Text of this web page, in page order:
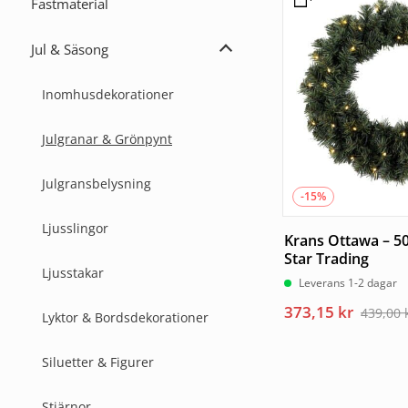
Jul & Säsong
Expandera
Inomhusdekorationer
Julgranar & Grönpynt
Julgransbelysning
Ljusslingor
Ljusstakar
Lyktor & Bordsdekorationer
Siluetter & Figurer
99,00 kr.
84,15 kr.
-15%
Krans Ottawa –
Star Trading
Leverans 1-2 dagar
439,00
Det
373,15 kr
Det